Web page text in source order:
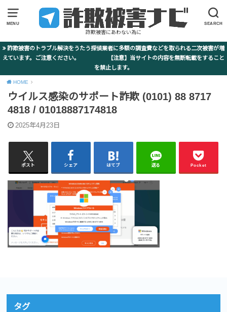
MENU SEARCH
詐欺被害にあわない為に
詐欺被害のトラブル解決をうたう探偵業者に多額の調査費などを取られる二次被害が増
えています。ご注意ください。 【注意】当サイトの内容を無断転載をすること
を禁止します。
HOME
ウイルス感染のサポート詐欺 (0101) 88 8717
4818 / 01018887174818
2025年4月23日
ポスト シェア はてブ 送る Pocket
タグ